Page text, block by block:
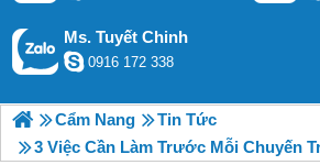
Ms. Tuyết Chinh
0916 172 338
Cẩm Nang
Tin Tức
3 Việc Cần Làm Trước Mỗi Chuyến